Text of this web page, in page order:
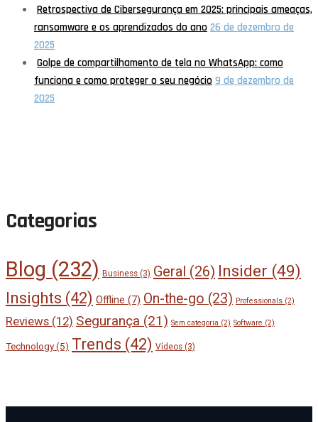
Retrospectiva de Cibersegurança em 2025: principais ameaças,
ransomware e os aprendizados do ano 26 de dezembro de
2025
Golpe de compartilhamento de tela no WhatsApp: como
funciona e como proteger o seu negócio 9 de dezembro de
2025
Categorias
Blog (232) Business (3) Geral (26) Insider (49)
Insights (42) Offline (7) On-the-go (23) Professionals (2)
Reviews (12) Segurança (21) Sem categoria (2) Software (2)
Technology(5) Trends (42) Vídeos (3)